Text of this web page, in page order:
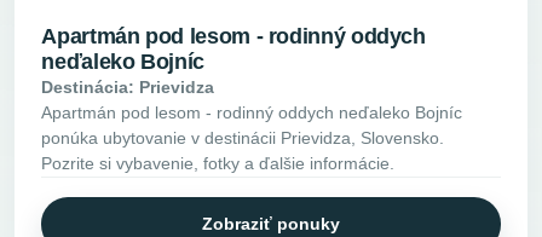
Apartmán pod lesom - rodinný oddych
neďaleko Bojníc
Destinácia: Prievidza
Apartmán pod lesom - rodinný oddych neďaleko Bojníc
ponúka ubytovanie v destinácii Prievidza, Slovensko.
Pozrite si vybavenie, fotky a ďalšie informácie.
Zobraziť ponuky